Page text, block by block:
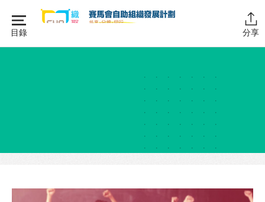
content
目錄 分享
主頁
組織管理
網上自學課程